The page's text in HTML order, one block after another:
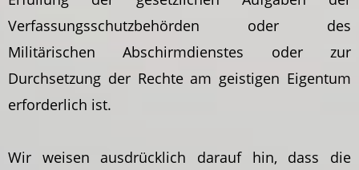
Verfassungsschutzbehörden oder des
Militärischen Abschirmdienstes oder zur
Durchsetzung der Rechte am geistigen Eigentum
erforderlich ist.
Wir weisen ausdrücklich darauf hin, dass die